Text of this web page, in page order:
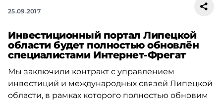
25.09.2017
Инвестиционный портал Липецкой
области будет полностью обновлён
специалистами Интернет-Фрегат
Мы заключили контракт с управлением
инвестиций и международных связей Липецкой
области, в рамках которого полностью обновим